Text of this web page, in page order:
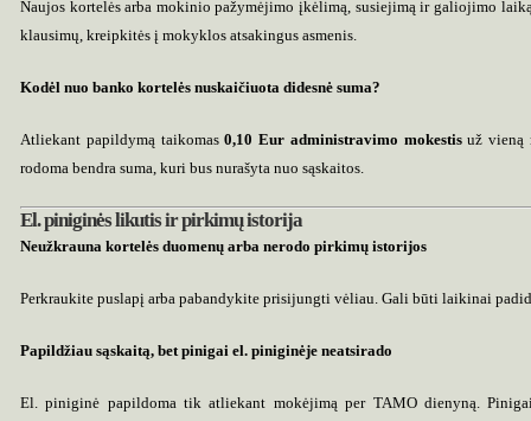
Naujos kortelės arba mokinio pažymėjimo įkėlimą, susiejimą ir galiojimo
klausimų, kreipkitės į mokyklos atsakingus asmenis.
Kodėl nuo banko kortelės nuskaičiuota didesnė suma?
Atliekant papildymą taikomas0,10 Eur administravimo mokestisuž vieną
rodoma bendra suma, kuri bus nurašyta nuo sąskaitos.
El. piniginės likutis ir pirkimų istorija
Neužkrauna kortelės duomenų arba nerodo pirkimų istorijos
Perkraukite puslapį arba pabandykite prisijungti vėliau. Gali būti laikinai
Papildžiau sąskaitą, bet pinigai el. piniginėje neatsirado
El. piniginė papildoma tik atliekant mokėjimą per TAMO dienyną.